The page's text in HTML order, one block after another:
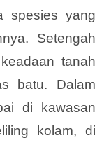
spesies yang
Setengah
tanah
batu. Dalam
di kawasan
kolam, di